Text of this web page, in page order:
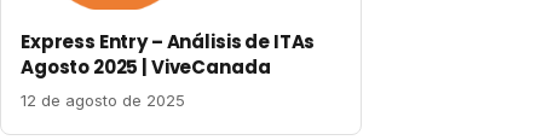
Express Entry – Análisis de ITAs
Agosto 2025 | ViveCanada
12 de agosto de 2025